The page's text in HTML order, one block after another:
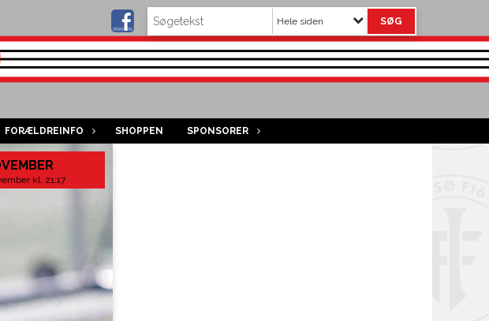
Hele siden
FORÆLDREINFO SHOPPEN SPONSORER
kl. 21:17